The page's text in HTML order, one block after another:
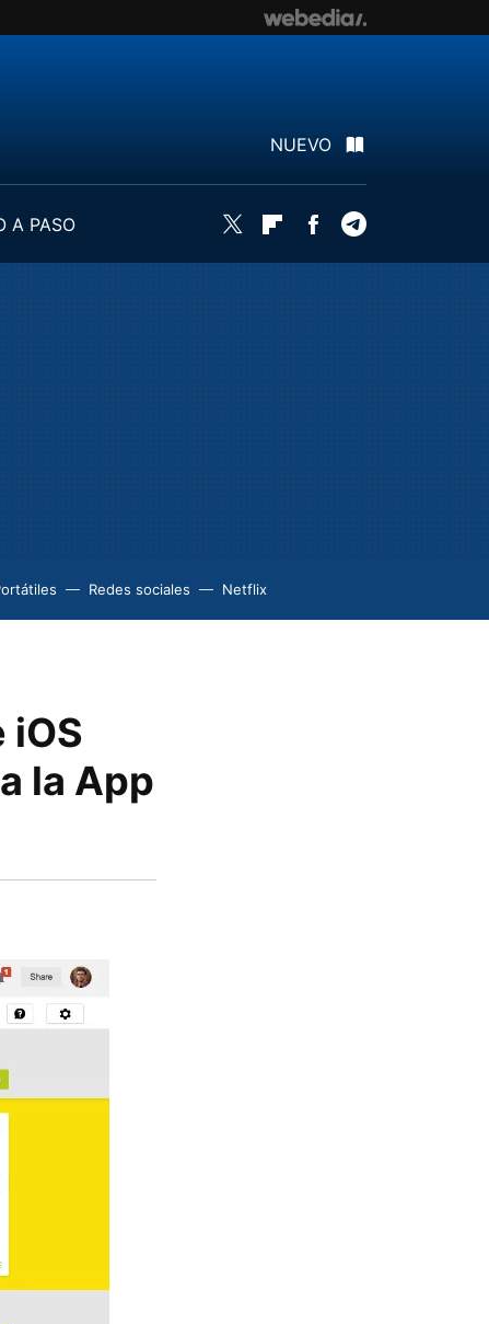
NUEVO
A PASO
Twitter FlipboardFacebook
Redes sociales Netflix
iOS
la App